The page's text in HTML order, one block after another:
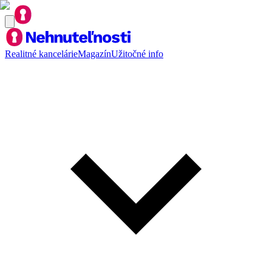
Realitné kancelárieMagazínUžitočné info